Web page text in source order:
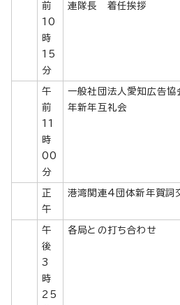
前
10
時
15
分
連隊長 着任挨拶
午
前
11
時
00
分
一般社団法人愛知広告
年新年互礼会
正
午
港湾関連4団体新年賀詞
午
後
3
時
25
各局との打ち合わせ